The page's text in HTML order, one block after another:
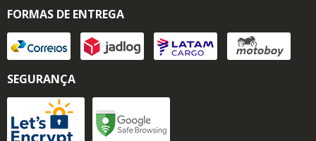
FORMAS DE ENTREGA
SEGURANÇA